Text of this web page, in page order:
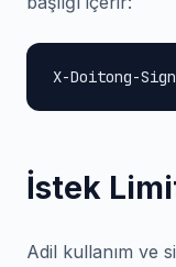
X-Doitong-
İstek
Adil kullanım ve